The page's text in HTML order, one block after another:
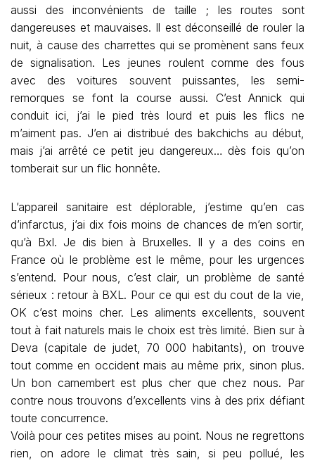
aussi des inconvénients de taille ; les routes sont
dangereuses et mauvaises. Il est déconseillé de rouler la
nuit, à cause des charrettes qui se promènent sans feux
de signalisation. Les jeunes roulent comme des fous
avec des voitures souvent puissantes, les semi-
remorques se font la course aussi. C’est Annick qui
conduit ici, j’ai le pied très lourd et puis les flics ne
m’aiment pas. J’en ai distribué des bakchichs au début,
mais j’ai arrêté ce petit jeu dangereux… dès fois qu’on
tomberait sur un flic honnête.
L’appareil sanitaire est déplorable, j’estime qu’en cas
d’infarctus, j’ai dix fois moins de chances de m’en sortir,
qu’à Bxl. Je dis bien à Bruxelles. Il y a des coins en
France où le problème est le même, pour les urgences
s’entend. Pour nous, c’est clair, un problème de santé
sérieux : retour à BXL. Pour ce qui est du cout de la vie,
OK c’est moins cher. Les aliments excellents, souvent
tout à fait naturels mais le choix est très limité. Bien sur à
Deva (capitale de judet, 70 000 habitants), on trouve
tout comme en occident mais au même prix, sinon plus.
Un bon camembert est plus cher que chez nous. Par
contre nous trouvons d’excellents vins à des prix défiant
toute concurrence.
Voilà pour ces petites mises au point. Nous ne regrettons
rien, on adore le climat très sain, si peu pollué, les